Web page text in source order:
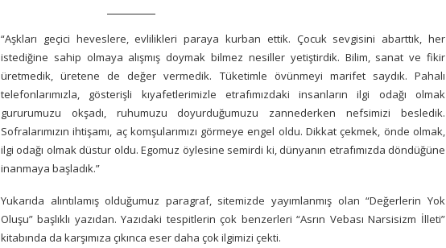
“Aşkları geçici heveslere, evlilikleri paraya kurban ettik. Çocuk sevgisini abarttık, her
istediğine sahip olmaya alışmış doymak bilmez nesiller yetiştirdik. Bilim, sanat ve fikir
üretmedik, üretene de değer vermedik. Tüketimle övünmeyi marifet saydık. Pahalı
telefonlarımızla, gösterişli kıyafetlerimizle etrafımızdaki insanların ilgi odağı olmak
gururumuzu okşadı, ruhumuzu doyurduğumuzu zannederken nefsimizi besledik.
Sofralarımızın ihtişamı, aç komşularımızı görmeye engel oldu. Dikkat çekmek, önde olmak,
ilgi odağı olmak düstur oldu. Egomuz öylesine semirdi ki, dünyanın etrafımızda döndüğüne
inanmaya başladık.”
Yukarıda alıntılamış olduğumuz paragraf, sitemizde yayımlanmış olan “Değerlerin Yok
Oluşu” başlıklı yazıdan. Yazıdaki tespitlerin çok benzerleri “Asrın Vebası Narsisizm İlleti”
kitabında da karşımıza çıkınca eser daha çok ilgimizi çekti.